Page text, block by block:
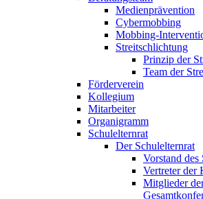
Medienprävention
Cybermobbing
Mobbing-
Streitschlichtung
Prinzip der
Team der
Förderverein
Kollegium
Mitarbeiter
Organigramm
Schulelternrat
Der Schulelternrat
Vorstand des
Vertreter der
Mitglieder